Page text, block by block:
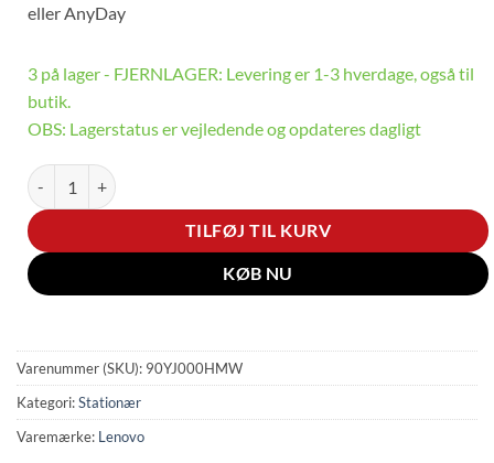
eller AnyDay
3 på lager - FJERNLAGER: Levering er 1-3 hverdage, også til
butik.
OBS: Lagerstatus er vejledende og opdateres dagligt
Legion T5 - RTX 5070 | Ryzen 7 | 32GB | 1TB antal
TILFØJ TIL KURV
KØB NU
Varenummer (SKU): 90YJ000HMW
Kategori:Stationær
Varemærke: Lenovo